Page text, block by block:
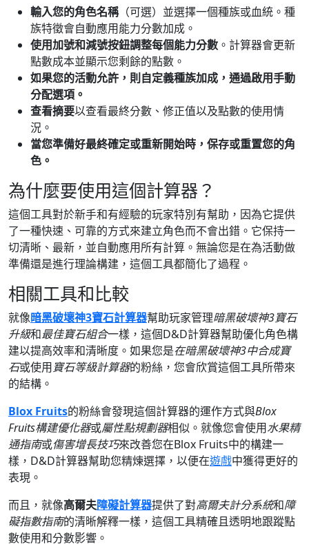
輸入您的角色名稱（可選）並選擇一個種族或血統。種
族特徵會自動應用能力分數加成。
使用加號和減號按鈕調整每個能力分數 。計算器會更新
點數成本並顯示您剩餘的點數。
如果您的活動允許，則 自定義種族加成 ，通過啟用手動
分配選項。
查看摘要以查看最終分數、修正值以及點數的使用情
況。
當您準備好最終確定或重新開始時， 保存或重置您的角
色。
為什麼要使用這個計算器？
這個工具對於新手和有經驗的玩家特別有幫助，因為它提供
了一種快速、可靠的方式來建立角色而不會出錯。它保持一
切清晰、最新，並自動應用所有計算。無論您是在為活動做
準備還是進行理論構建，這個工具都簡化了過程。
相關工具和比較
就像暗黑破壞神3寶石計算器幫助玩家管理暗黑破壞神3寶石
升級和最佳寶石組合一樣，這個D&D計算器幫助優化角色構
建以提高效率和清晰度。如果您是在暗黑破壞神3中合成寶
石或使用寶石等級計算器的粉絲，您會欣賞這個工具所帶來
的結構。
Blox Fruits的粉絲會發現這個計算器的運作方式與Blox
Fruits構建優化器或屬性點規劃器相似。就像您會使用水果精
通指南或傷害增長技巧來改善您在Blox Fruits中的構建一
樣，D&D計算器幫助您精煉選擇，以便在遊戲中獲得更好的
表現。
而且，就像高爾夫障礙計算器提供了對高爾夫計分系統和障
礙指數指南的清晰解釋一樣，這個工具精確且透明地跟蹤點
數使用和分數影響。